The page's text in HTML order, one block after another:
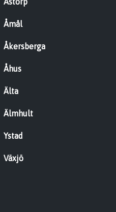
Åmål
Åkersberga
Åhus
Älta
Älmhult
Ystad
Växjö